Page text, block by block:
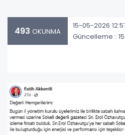
493 OKUNMA
15-05-2026
Güncelleme :